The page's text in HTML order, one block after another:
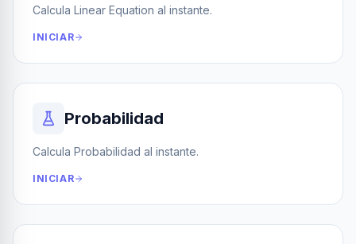
Calcula Linear Equation al instante.
INICIAR
Probabilidad
Calcula Probabilidad al instante.
INICIAR